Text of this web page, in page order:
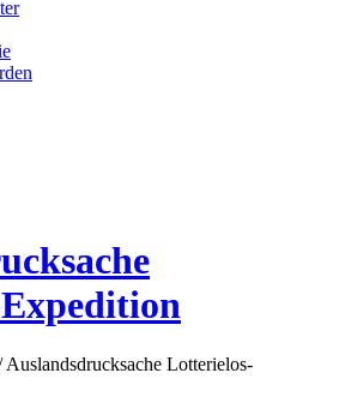
Auslandsdrucksache Lotterielos-